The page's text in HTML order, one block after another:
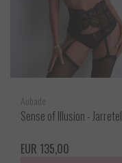
Aubade
Sense of Illusion - Jarretel
EUR 135,00